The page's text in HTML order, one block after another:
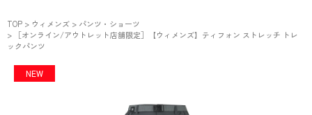
TOP ウィメンズ
パンツ・ショーツ
［オンライン/アウトレット店舗限定］【ウィメンズ】ティフォン ストレッチ トレ
ックパンツ
NEW